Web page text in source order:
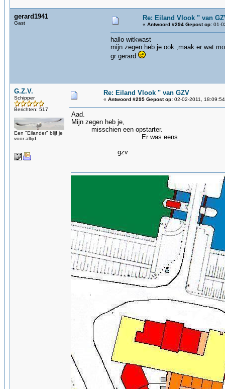
gerard1941
Gast
Re: Eiland Vlook " van
« Antwoord #294 Gepost op: 01-
hallo witkwast
mijn zegen heb je ook ,maak er wat
gr gerard
G.Z.V.
Schipper
Berichten: 517
Een "Eilander" blijf je
voor altijd.
Re: Eiland Vlook " van GZV
« Antwoord #295 Gepost op: 02-02-2011,
Aad.
Mijn zegen heb je,
misschien een opstarter.
Er was eens
gzv